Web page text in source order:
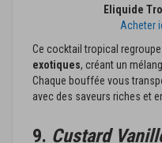
Eliquide
Acheter
Ce cocktail tropical
exotiques, créant un
Chaque bouffée vous
avec des saveurs riches et
9. Custard